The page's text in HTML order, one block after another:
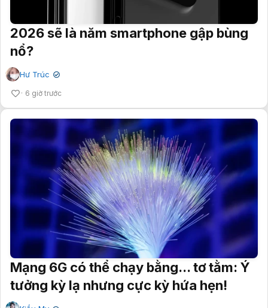
2026 sẽ là năm smartphone gập bùng
nổ?
Hư Trúc ✔
6 giờ trước
Mạng 6G có thể chạy bằng... tơ tằm: Ý
tưởng kỳ lạ nhưng cực kỳ hứa hẹn!